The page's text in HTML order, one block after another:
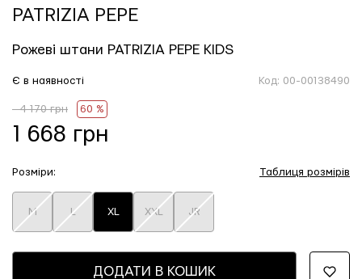
PATRIZIA PEPE
Рожеві штани PATRIZIA PEPE KIDS
Є в наявності Код: 00-00138490
- 4 170 грн 60 %
1 668 грн
Розміри:
M L XL XXL JR
Таблиця розмірів
ДОДАТИ В КОШИК